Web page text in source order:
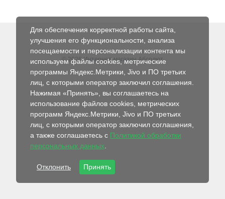
© 2026 Интернет-магазин Абсолют
Для обеспечения корректной работы сайта,
улучшения его функциональности, анализа
посещаемости и персонализации контента мы
используем файлы cookies, метрические
программы Яндекс.Метрики, Jivo и ПО третьих
лиц, с которыми оператор заключил соглашения.
Нажимая «Принять», вы соглашаетесь на
использование файлов cookies, метрических
программ Яндекс.Метрики, Jivo и ПО третьих
лиц, с которыми оператор заключил соглашения,
а также соглашаетесь с Политикой обработки
персональных данных
Отклонить Принять